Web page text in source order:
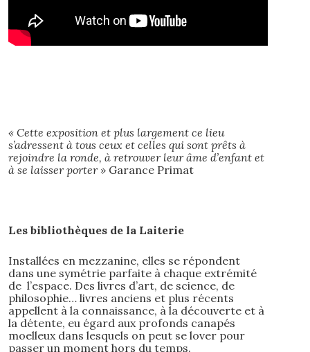
« Cette exposition et plus largement ce lieu
s’adressent à tous ceux et celles qui sont prêts à
rejoindre la ronde, à retrouver leur âme d’enfant et
à se laisser porter » Garance Primat
Les bibliothèques de la Laiterie
Installées en mezzanine, elles se répondent
dans une symétrie parfaite à chaque extrémité
de l’espace. Des livres d’art, de science, de
philosophie… livres anciens et plus récents
appellent à la connaissance, à la découverte et à
la détente, eu égard aux profonds canapés
moelleux dans lesquels on peut se lover pour
passer un moment hors du temps.